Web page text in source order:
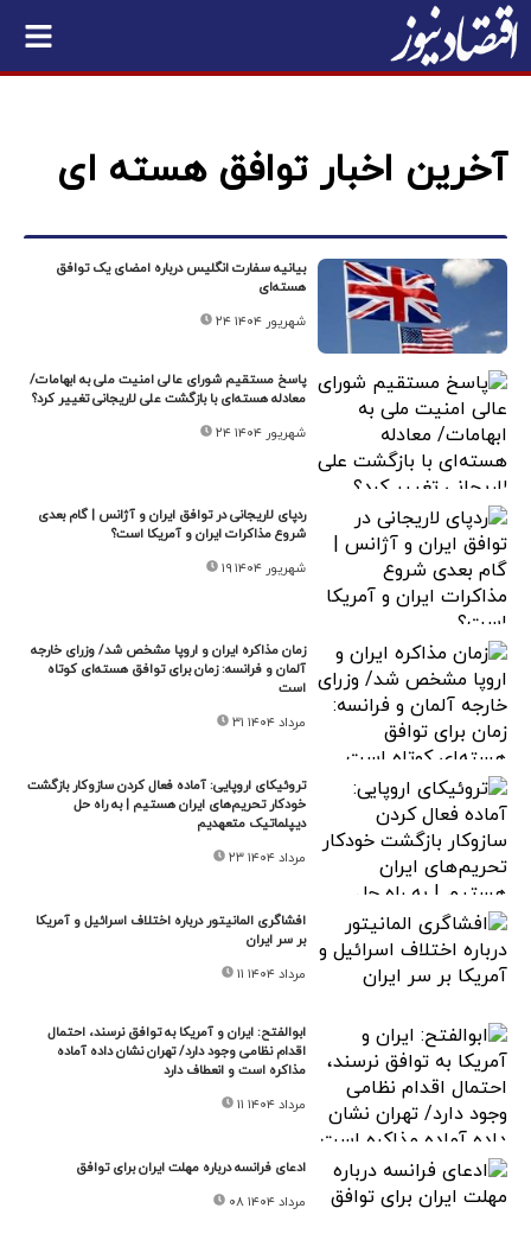
آخرین اخبار توافق هسته ای
بیانیه سفارت انگلیس درباره امضای یک توافق
هسته‌ای
۲۴ شهریور ۱۴۰۴
پاسخ مستقیم شورای عالی امنیت ملی به ابهامات/
معادله هسته‌ای با بازگشت علی لاریجانی تغییر کرد؟
۲۴ شهریور ۱۴۰۴
ردپای لاریجانی در توافق ایران و آژانس | گام بعدی
شروع مذاکرات ایران و آمریکا است؟
۱۹ شهریور ۱۴۰۴
زمان مذاکره ایران و اروپا مشخص شد/ وزرای خارجه
آلمان و فرانسه: زمان برای توافق هسته‌ای کوتاه
است
۳۱ مرداد ۱۴۰۴
تروئیکای اروپایی: آماده فعال کردن سازوکار بازگشت
خودکار تحریم‌های ایران هستیم | به راه حل
دیپلماتیک متعهدیم
۲۳ مرداد ۱۴۰۴
افشاگری المانیتور درباره اختلاف اسرائیل و آمریکا
بر سر ایران
۱۱ مرداد ۱۴۰۴
ابوالفتح: ایران و آمریکا به توافق نرسند، احتمال
اقدام نظامی وجود دارد/ تهران نشان داده آماده
مذاکره‌ است و انعطاف دارد
۱۱ مرداد ۱۴۰۴
ادعای فرانسه درباره مهلت ایران برای توافق
۰۸ مرداد ۱۴۰۴